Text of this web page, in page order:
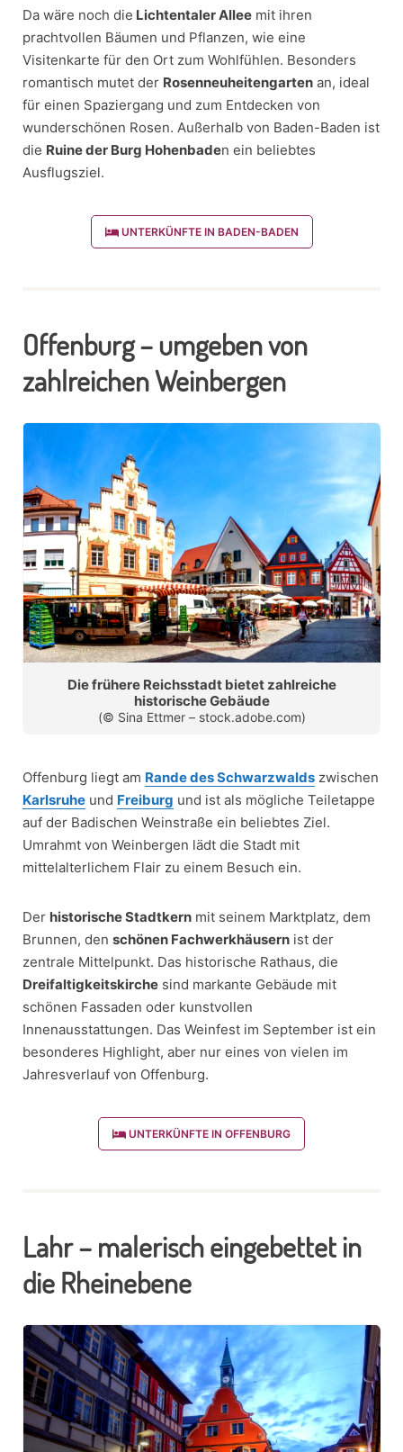
Da wäre noch die Lichtentaler Allee mit ihren
prachtvollen Bäumen und Pflanzen, wie eine
Visitenkarte für den Ort zum Wohlfühlen. Besonders
romantisch mutet der Rosenneuheitengarten an, ideal
für einen Spaziergang und zum Entdecken von
wunderschönen Rosen. Außerhalb von Baden-Baden ist
die Ruine der Burg Hohenbaden ein beliebtes
Ausflugsziel.
UNTERKÜNFTE IN BADEN-BADEN
Offenburg – umgeben von
zahlreichen Weinbergen
Die frühere Reichsstadt bietet zahlreiche
historische Gebäude
(© Sina Ettmer – stock.adobe.com)
Offenburg liegt am Rande des Schwarzwalds zwischen
Karlsruhe und Freiburg und ist als mögliche Teiletappe
auf der Badischen Weinstraße ein beliebtes Ziel.
Umrahmt von Weinbergen lädt die Stadt mit
mittelalterlichem Flair zu einem Besuch ein.
Der historische Stadtkern mit seinem Marktplatz, dem
Brunnen, den schönen Fachwerkhäusern ist der
zentrale Mittelpunkt. Das historische Rathaus, die
Dreifaltigkeitskirche sind markante Gebäude mit
schönen Fassaden oder kunstvollen
Innenausstattungen. Das Weinfest im September ist ein
besonderes Highlight, aber nur eines von vielen im
Jahresverlauf von Offenburg.
UNTERKÜNFTE IN OFFENBURG
Lahr – malerisch eingebettet in
die Rheinebene